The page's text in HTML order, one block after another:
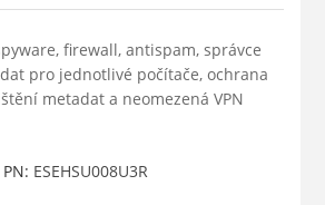
firewall, antispam, správce
pro jednotlivé počítače, ochrana
metadat a neomezená VPN
PN: ESEHSU008U3R